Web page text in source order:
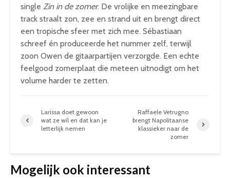
single Zin in de zomer. De vrolijke en meezingbare
track straalt zon, zee en strand uit en brengt direct
een tropische sfeer met zich mee. Sébastiaan
schreef én produceerde het nummer zelf, terwijl
zoon Owen de gitaarpartijen verzorgde. Een echte
feelgood zomerplaat die meteen uitnodigt om het
volume harder te zetten.
Larissa doet gewoon
wat ze wil en dat kan je
letterlijk nemen
Raffaele Vetrugno
brengt Napolitaanse
klassieker naar de
zomer
Mogelijk ook interessant